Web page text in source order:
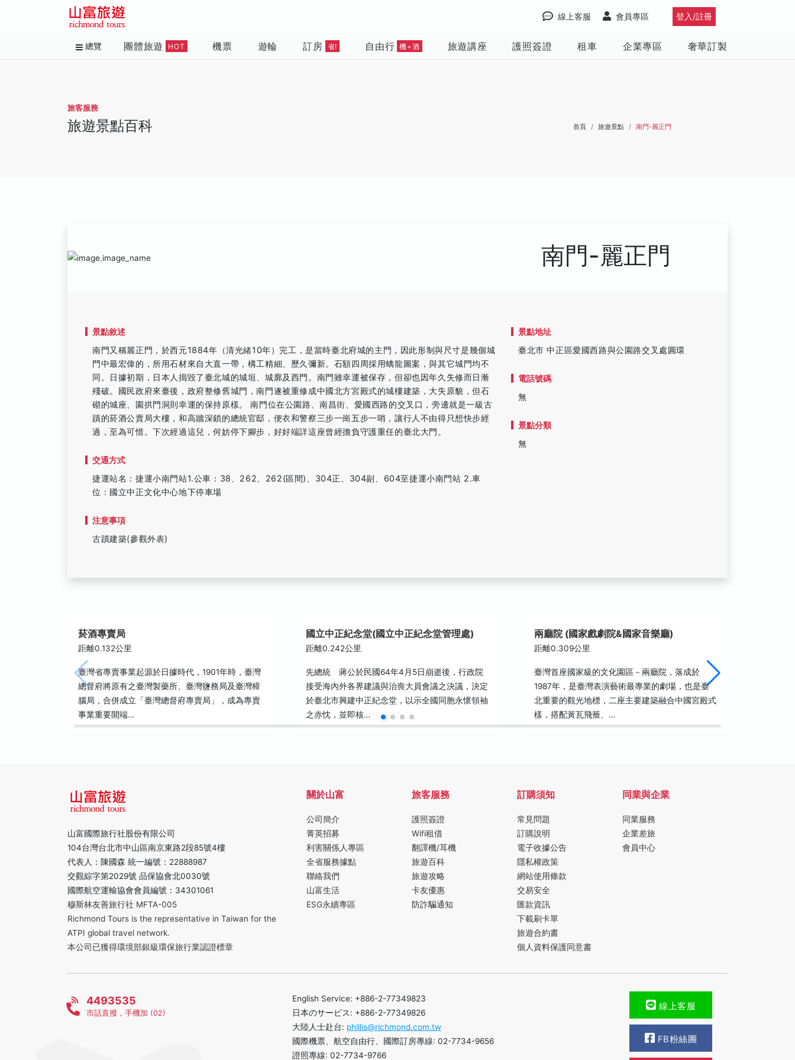
登入/註冊
會員專區
線上客服
總覽 團體旅遊 HOT 機票 遊輪 訂房 省! 自由行 機+酒 旅遊講座 護照簽證 租車 企業專區 奢華訂製
旅客服務
旅遊景點百科 首頁 旅遊景點 南門-麗正門
南門-麗正門
景點敘述
南門又稱麗正門，於西元1884年（清光緒10年）完工，是當時臺北府城的主門，因此形制與尺寸是幾個城
門中最宏偉的，所用石材來自大直一帶，構工精細、歷久彌新。石額四周採用螭龍圖案，與其它城門均不
同。日據初期，日本人搗毀了臺北城的城垣、城廓及西門。南門雖幸運被保存，但卻也因年久失修而日漸
殘破。國民政府來臺後，政府整修舊城門，南門遂被重修成中國北方宮殿式的城樓建築，大失原貌，但石
砌的城座、園拱門洞則幸運的保持原樣。 南門位在公園路、南昌街、愛國西路的交叉口，旁邊就是一級古
蹟的菸酒公賣局大樓，和高牆深鎖的總統官邸，便衣和警察三步一崗五步一哨，讓行人不由得只想快步經
過，至為可惜。下次經過這兒，何妨停下腳步，好好端詳這座曾經擔負守護重任的臺北大門。
交通方式
捷運站名：捷運小南門站1.公車：38、262、262(區間)、304正、304副、604至捷運小南門站 2.車
位：國立中正文化中心地下停車場
注意事項
古蹟建築(參觀外表)
景點地址
臺北市 中正區愛國西路與公園路交叉處圓環
電話號碼
無
景點分類
無
菸酒專賣局
距離0.132公里
臺灣省專賣事業起源於日據時代，1901年時，臺灣
總督府將原有之臺灣製藥所、臺灣鹽務局及臺灣樟
腦局，合併成立「臺灣總督府專賣局」，成為專賣
事業重要開端…
國立中正紀念堂(國立中正紀念堂管理處)
距離0.242公里
先總統 蔣公於民國64年4月5日崩逝後，行政院
接受海內外各界建議與治喪大員會議之決議，決定
於臺北市興建中正紀念堂，以示全國同胞永懷領袖
之赤忱，並即核…
兩廳院 (國家戲劇院&國家音樂廳)
距離0.309公里
臺灣首座國家級的文化園區－兩廳院，落成於
1987年，是臺灣表演藝術最專業的劇場，也是臺
北重要的觀光地標，二座主要建築融合中國宮殿式
樣，搭配黃瓦飛簷、…
山富國際旅行社股份有限公司
104台灣台北市中山區南京東路2段85號4樓
代表人：陳國森 統一編號：22888987
交觀綜字第2029號 品保協會北0030號
國際航空運輸協會會員編號：34301061
穆斯林友善旅行社 MFTA-005
Richmond Tours is the representative in Taiwan for the
ATPI global travel network.
本公司已獲得環境部銀級環保旅行業認證標章
關於山富
公司簡介
菁英招募
利害關係人專區
全省服務據點
聯絡我們
山富生活
ESG永續專區
旅客服務
護照簽證
Wifi租借
翻譯機/耳機
旅遊百科
旅遊攻略
卡友優惠
防詐騙通知
訂購須知
常見問題
訂購說明
電子收據公告
隱私權政策
網站使用條款
交易安全
匯款資訊
下載刷卡單
旅遊合約書
個人資料保護同意書
同業與企業
同業服務
企業差旅
會員中心
4493535
市話直撥，手機加 (02)
English Service: +886-2-77349823
日本のサービス: +886-2-77349826
大陸人士赴台: phillis@richmond.com.tw
國際機票、航空自由行、國際訂房專線: 02-7734-9656
證照專線: 02-7734-9766
線上客服
FB粉絲團